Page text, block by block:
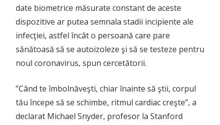
date biometrice măsurate constant de aceste
dispozitive ar putea semnala stadii incipiente ale
infecţiei, astfel încât o persoană care pare
sănătoasă să se autoizoleze şi să se testeze pentru
noul coronavirus, spun cercetătorii.
”Când te îmbolnăveşti, chiar înainte să ştii, corpul
tău începe să se schimbe, ritmul cardiac creşte”, a
declarat Michael Snyder, profesor la Stanford